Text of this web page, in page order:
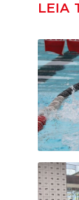
LEIA